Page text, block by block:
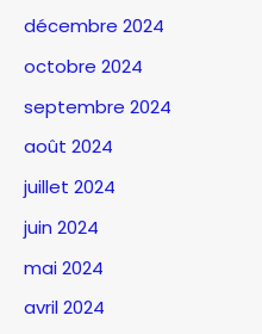
décembre 2024
octobre 2024
septembre 2024
août 2024
juillet 2024
juin 2024
mai 2024
avril 2024